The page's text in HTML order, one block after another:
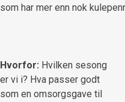
som har mer enn nok
Hvorfor: Hvilken sesong
er vi i? Hva passer godt
som en omsorgsgave til